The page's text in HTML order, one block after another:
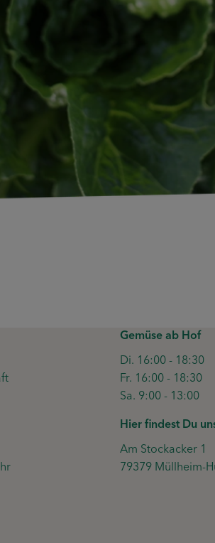
Gemüse ab Hof
Di. 16:00 - 18:30
Fr. 16:00 - 18:30
Sa. 9:00 - 13:00
Hier findest Du
Am Stockacker 1
79379 Müllheim-